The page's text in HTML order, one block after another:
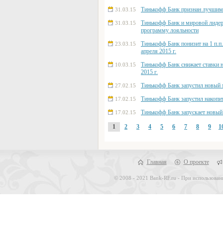
31.03.15 Тинькофф Банк признан
31.03.15
Тинькофф Банк и мировой
программу лояльности
23.03.15
Тинькофф Банк понизит на 1
апреля 2015 г.
10.03.15
Тинькофф Банк снижает ставки
2015 г.
27.02.15 Тинькофф Банк запустил
17.02.15 Тинькофф Банк запустил
17.02.15 Тинькофф Банк запускает
1 2 3 4 5 6 7 8 9
Главная О проекте
© 2008 - 2021 Bank-RF.ru - При